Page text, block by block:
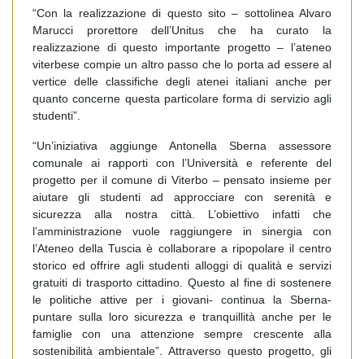
“Con la realizzazione di questo sito – sottolinea Alvaro
Marucci prorettore dell’Unitus che ha curato la
realizzazione di questo importante progetto – l’ateneo
viterbese compie un altro passo che lo porta ad essere al
vertice delle classifiche degli atenei italiani anche per
quanto concerne questa particolare forma di servizio agli
studenti”.
“Un’iniziativa aggiunge Antonella Sberna assessore
comunale ai rapporti con l’Università e referente del
progetto per il comune di Viterbo – pensato insieme per
aiutare gli studenti ad approcciare con serenità e
sicurezza alla nostra città. L’obiettivo infatti che
l’amministrazione vuole raggiungere in sinergia con
l’Ateneo della Tuscia è collaborare a ripopolare il centro
storico ed offrire agli studenti alloggi di qualità e servizi
gratuiti di trasporto cittadino. Questo al fine di sostenere
le politiche attive per i giovani- continua la Sberna-
puntare sulla loro sicurezza e tranquillità anche per le
famiglie con una attenzione sempre crescente alla
sostenibilità ambientale”. Attraverso questo progetto, gli